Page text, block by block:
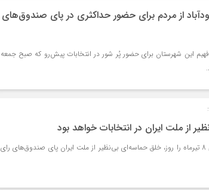
از مردم برای حضور حداکثری در پای صندوق‌های
فهیم این شهرستان برای حضور پُر شور در انتخابات پیش‌رو که صبح جمعه
رییس سازمان بسیج مستضعفین 8 تیرماه را روز، خلق حماسه‌ای بی‌نظیر از ملت ایران پای صندوق‌های رای